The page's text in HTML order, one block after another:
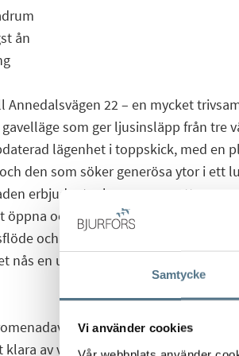
Samtycke
Vi använder cookies
ån
Annedalsvägen 22 – en mycket
som ger ljusinsläpp från tre
lägenhet i toppskick, med en
den som söker generösa ytor i ett
erbjuder tre bra sovrum, ett
öppna och ljusa sällskapsytor. Tack
och en härlig känsla av rymd i
nås en uteplats – perfekt för
ligger Sundbybergs
klara av vardagen. Här finns